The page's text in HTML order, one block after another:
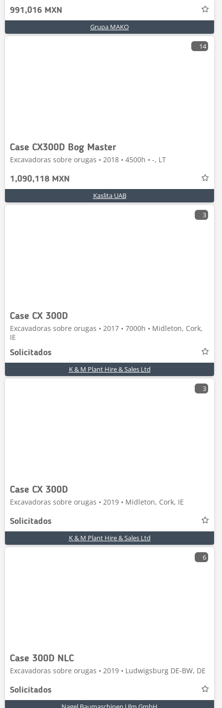
991,016 MXN
Grupa MAKO
14
Case CX300D Bog Master
Excavadoras sobre orugas • 2018 • 4500h • -, LT
1,090,118 MXN
Kaslita UAB
3
Case CX 300D
Excavadoras sobre orugas • 2017 • 7000h • Midleton, Cork,
IE
Solicitados
K & M Plant Hire & Sales Ltd
3
Case CX 300D
Excavadoras sobre orugas • 2019 • Midleton, Cork, IE
Solicitados
K & M Plant Hire & Sales Ltd
6
Case 300D NLC
Excavadoras sobre orugas • 2019 • Ludwigsburg DE-BW, DE
Solicitados